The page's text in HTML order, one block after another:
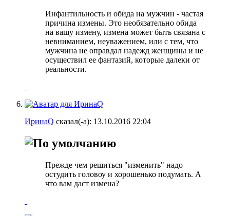
Инфантильность и обида на мужчин - частая
причина измены. Это необязательно обида
на вашу измену, измена может быть связана с
невниманием, неуважением, или с тем, что
мужчина не оправдал надежд женщины и не
осуществил ее фантазий, которые далеки от
реальности.
ИринаQ сказал(-а): 13.10.2016 22:04
Прежде чем решиться "изменить" надо
остудить головоу и хорошенько подумать. А
что вам даст измена?